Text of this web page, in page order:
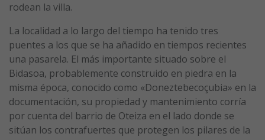
rodean la villa.
La localidad a lo largo del tiempo ha tenido tres
puentes a los que se ha añadido en tiempos recientes
una pasarela. El más importante situado sobre el
Bidasoa, probablemente construido en piedra en la
misma época, conocido como «Doneztebecoçubia» en la
documentación, su propiedad y mantenimiento corría
por cuenta del barrio de Oteiza en el lado donde se
sitúan los contrafuertes que protegen los pilares de la